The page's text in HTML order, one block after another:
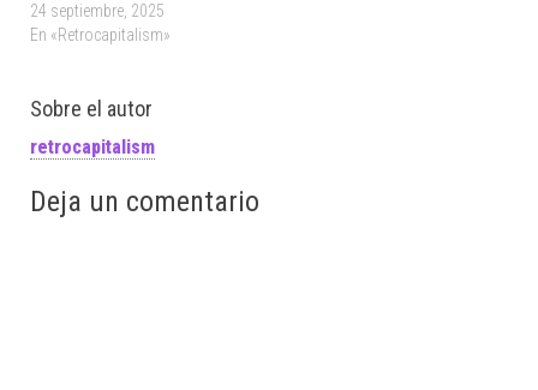
24 septiembre, 2025
En «Retrocapitalism»
Sobre el autor
retrocapitalism
Deja un comentario